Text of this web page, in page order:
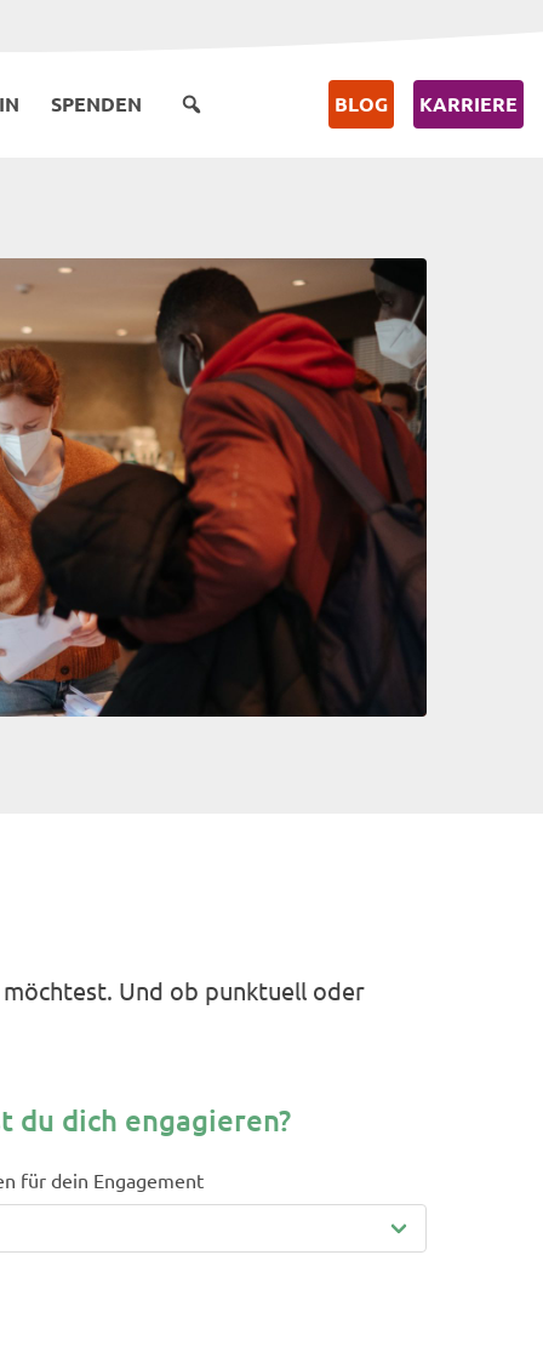
SPENDEN KARRIERE
BLOG
Und ob punktuell oder
du dich engagieren?
für dein Engagement